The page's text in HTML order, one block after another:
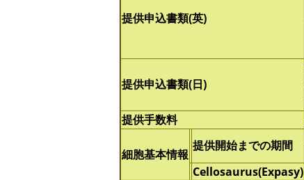
提供申込書類(英)
提供申込書類(日)
提供手数料
細胞基本情報
提供開始までの期間
Cellosaurus(Expasy)